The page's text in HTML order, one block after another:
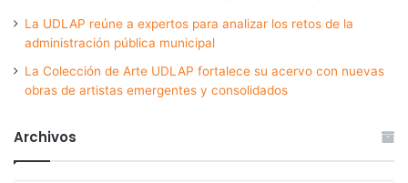
La UDLAP reúne a expertos para analizar los retos de la
administración pública municipal
La Colección de Arte UDLAP fortalece su acervo con nuevas
obras de artistas emergentes y consolidados
Archivos